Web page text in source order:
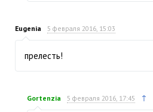
Eugenia 5 февраля 2016, 15:03
прелесть!
Gortenzia 5 февраля 2016, 17:45 ↑